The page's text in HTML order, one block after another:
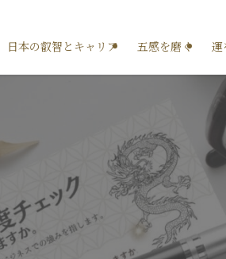
日本の叡智とキャリア 五感を磨く 運